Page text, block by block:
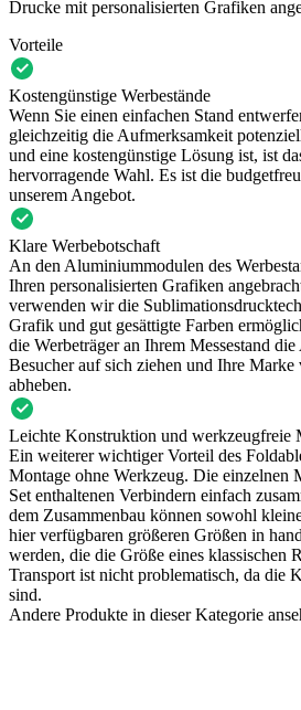
Drucke mit personalisierten Grafiken
Vorteile
Kostengünstige Werbestände
Wenn Sie einen einfachen Stand
gleichzeitig die Aufmerksamkeit
und eine kostengünstige Lösung ist, ist
hervorragende Wahl. Es ist die
unserem Angebot.
Klare Werbebotschaft
An den Aluminiummodulen des
Ihren personalisierten Grafiken
verwenden wir die
Grafik und gut gesättigte Farben
die Werbeträger an Ihrem Messestand
Besucher auf sich ziehen und Ihre
abheben.
Leichte Konstruktion und werkzeugfreie
Ein weiterer wichtiger Vorteil des
Montage ohne Werkzeug. Die einzelnen
Set enthaltenen Verbindern einfach
dem Zusammenbau können sowohl
hier verfügbaren größeren Größen in
werden, die die Größe eines klassischen
Transport ist nicht problematisch, da die
sind.
Andere Produkte in dieser Kategorie